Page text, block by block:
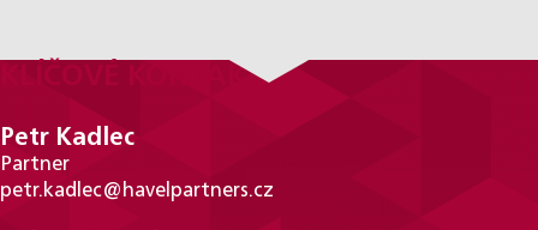
KLÍČOVÉ KONTAKTY
Petr Kadlec
Partner
petr.kadlec@havelpartners.cz